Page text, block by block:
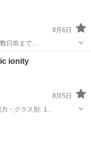
8月6日
日前まで…
ionity
8月5日
力・クラス別: 1…